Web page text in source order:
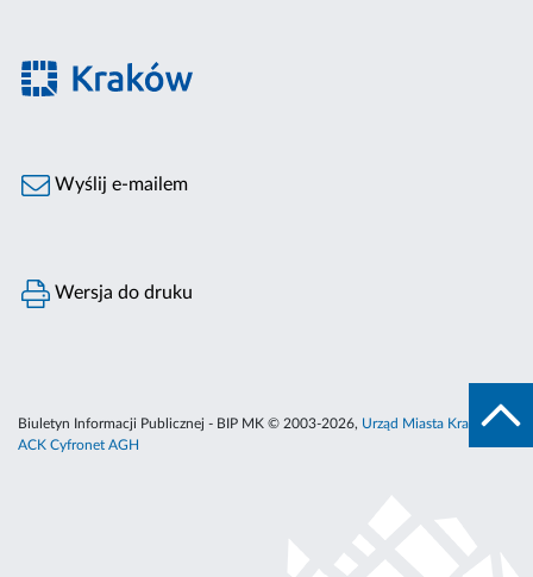
Wyślij e-mailem
Wersja do druku
Biuletyn Informacji Publicznej - BIP MK © 2003-2026, Urząd Miasta Krakowa
ACK Cyfronet AGH